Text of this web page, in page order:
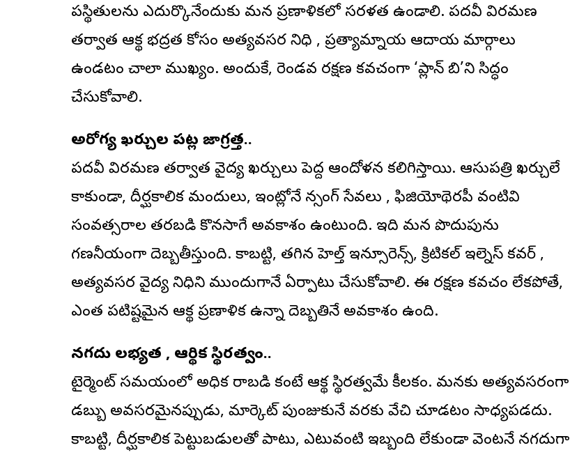
పరిస్థితులను ఎదుర్కొనేందుకు మన ప్రణాళికలో సరళత ఉండాలి. పదవీ విరమణ
తర్వాత ఆర్థిక భద్రత కోసం అత్యవసర నిధి , ప్రత్యామ్నాయ ఆదాయ మార్గాలు
ఉండటం చాలా ముఖ్యం. అందుకే, రెండవ రక్షణ కవచంగా ‘ప్లాన్ బి’ని సిద్ధం
చేసుకోవాలి.
అనారోగ్య ఖర్చుల పట్ల జాగ్రత్త..
పదవీ విరమణ తర్వాత వైద్య ఖర్చులు పెద్ద ఆందోళన కలిగిస్తాయి. ఆసుపత్రి ఖర్చులే
కాకుండా, దీర్ఘకాలిక మందులు, ఇంట్లోనే నర్సింగ్ సేవలు , ఫిజియోథెరపీ వంటివి
సంవత్సరాల తరబడి కొనసాగే అవకాశం ఉంటుంది. ఇది మన పొదుపును
గణనీయంగా దెబ్బతీస్తుంది. కాబట్టి, తగిన హెల్త్ ఇన్సూరెన్స్, క్రిటికల్ ఇల్నెస్ కవర్ ,
అత్యవసర వైద్య నిధిని ముందుగానే ఏర్పాటు చేసుకోవాలి. ఈ రక్షణ కవచం లేకపోతే,
ఎంత పటిష్టమైన ఆర్థిక ప్రణాళిక ఉన్నా దెబ్బతినే అవకాశం ఉంది.
నగదు లభ్యత , ఆర్థిక స్థిరత్వం..
రిటైర్మెంట్ సమయంలో అధిక రాబడి కంటే ఆర్థిక స్థిరత్వమే కీలకం. మనకు అత్యవసరంగా
డబ్బు అవసరమైనప్పుడు, మార్కెట్ పుంజుకునే వరకు వేచి చూడటం సాధ్యపడదు.
కాబట్టి, దీర్ఘకాలిక పెట్టుబడులతో పాటు, ఎటువంటి ఇబ్బంది లేకుండా వెంటనే నగదుగా